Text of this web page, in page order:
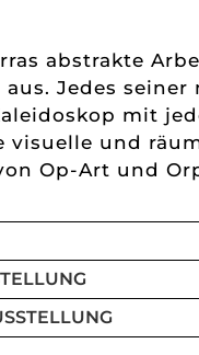
abstrakte
aus. Jedes
mit
visuelle und
Op-Art und